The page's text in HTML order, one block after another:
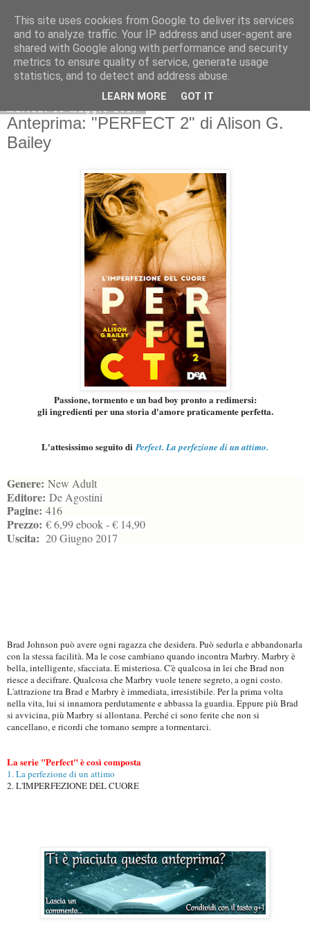
martedì 16 maggio 2017
Anteprima: "PERFECT 2" di Alison G.
Bailey
Passione, tormento e un bad boy pronto a redimersi:
gli ingredienti per una storia d'amore praticamente perfetta.
L'attesissimo seguito di Perfect. La perfezione di un attimo.
Genere: New Adult
Editore: De Agostini
Pagine: 416
Prezzo: € 6,99 ebook - € 14,90
Uscita: 20 Giugno 2017
Brad Johnson può avere ogni ragazza che desidera. Può sedurla e abbandonarla
con la stessa facilità. Ma le cose cambiano quando incontra Marbry. Marbry è
bella, intelligente, sfacciata. E misteriosa. C'è qualcosa in lei che Brad non
riesce a decifrare. Qualcosa che Marbry vuole tenere segreto, a ogni costo.
L'attrazione tra Brad e Marbry è immediata, irresistibile. Per la prima volta
nella vita, lui si innamora perdutamente e abbassa la guardia. Eppure più Brad
si avvicina, più Marbry si allontana. Perché ci sono ferite che non si
cancellano, e ricordi che tornano sempre a tormentarci.
La serie "Perfect" è così composta
1. La perfezione di un attimo
2. L'IMPERFEZIONE DEL CUORE
This site uses cookies from Google to deliver its services
and to analyze traffic. Your IP address and user-agent are
shared with Google along with performance and security
metrics to ensure quality of service, generate usage
statistics, and to detect and address abuse.
LEARN MORE GOT IT